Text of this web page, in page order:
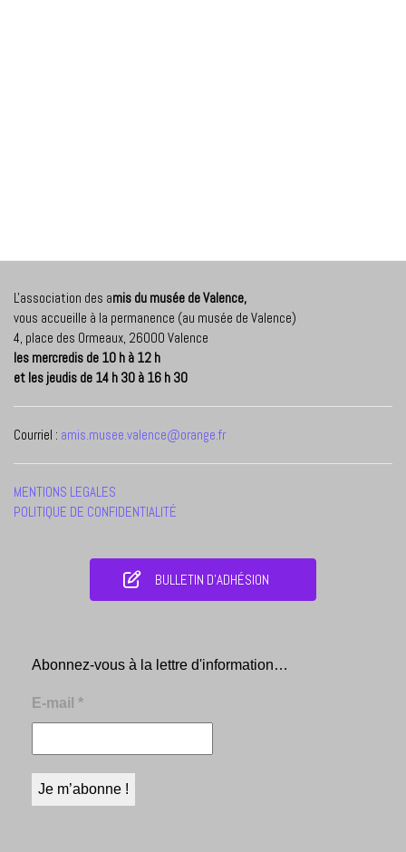
L'association des amis du musée de Valence,
vous accueille à la permanence (au musée de Valence)
4, place des Ormeaux, 26000 Valence
les mercredis de 10 h à 12 h
et les jeudis de 14 h 30 à 16 h 30
Courriel : amis.musee.valence@orange.fr
MENTIONS LEGALES
POLITIQUE DE CONFIDENTIALITÉ
BULLETIN D'ADHÉSION
Abonnez-vous à la lettre d'information…
E-mail *